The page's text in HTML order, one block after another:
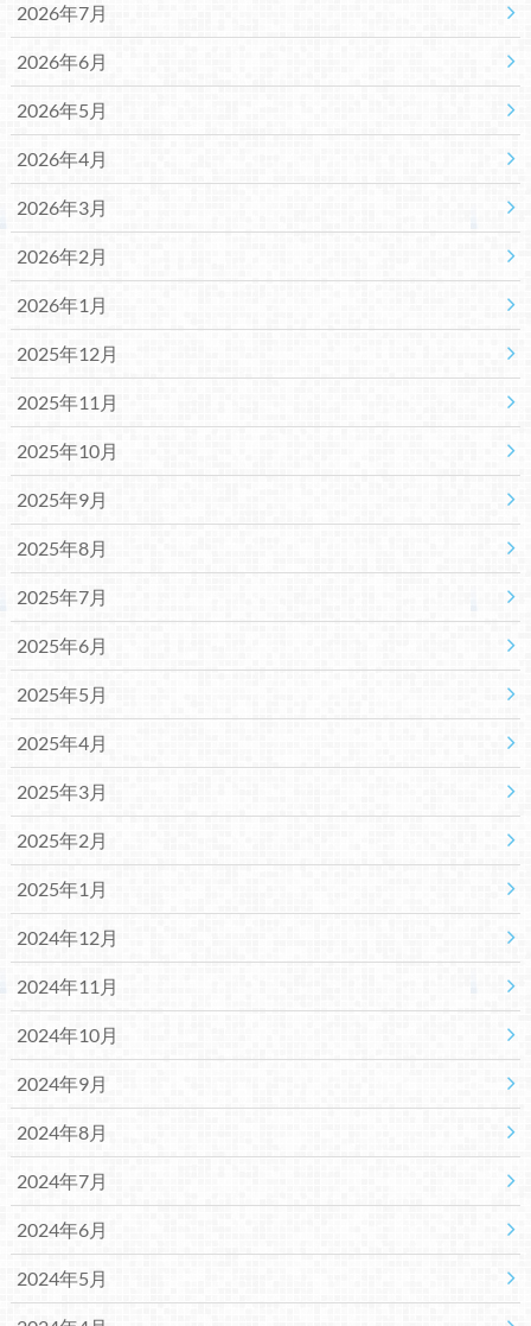
2026年7月
2026年6月
2026年5月
2026年4月
2026年3月
2026年2月
2026年1月
2025年12月
2025年11月
2025年10月
2025年9月
2025年8月
2025年7月
2025年6月
2025年5月
2025年4月
2025年3月
2025年2月
2025年1月
2024年12月
2024年11月
2024年10月
2024年9月
2024年8月
2024年7月
2024年6月
2024年5月